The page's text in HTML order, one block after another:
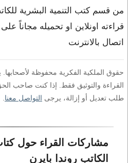
من قسم كتب التنمية البشرية
قراءته اونلاين او تحميله مجاناً
اتصال بالانترنت
حقوق الملكية الفكرية محفوظة لأصحابها.
القراءة والتوثيق فقط. إذا كنت صاحب
طلب تعديل أو إزالة، يرجى التواصل معنا
مشاركات القراء حول
الكاتب روندا بايرن